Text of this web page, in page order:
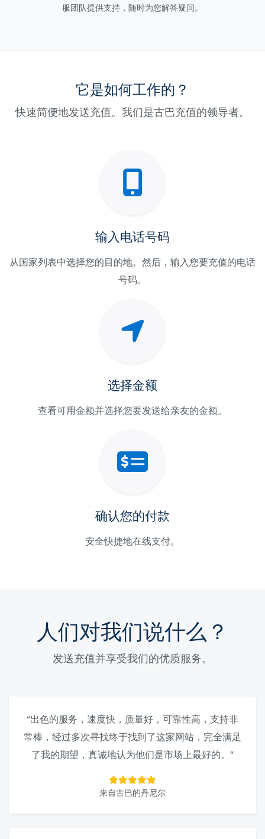
服团队提供支持，随时为您解答疑问。
它是如何工作的？
快速简便地发送充值。我们是古巴充值的领导者。
输入电话号码
从国家列表中选择您的目的地。然后，输入您要充值的电话
号码。
选择金额
查看可用金额并选择您要发送给亲友的金额。
确认您的付款
安全快捷地在线支付。
人们对我们说什么？
发送充值并享受我们的优质服务。
“出色的服务，速度快，质量好，可靠性高，支持非
常棒，经过多次寻找终于找到了这家网站，完全满足
了我的期望，真诚地认为他们是市场上最好的。”
来自古巴的丹尼尔